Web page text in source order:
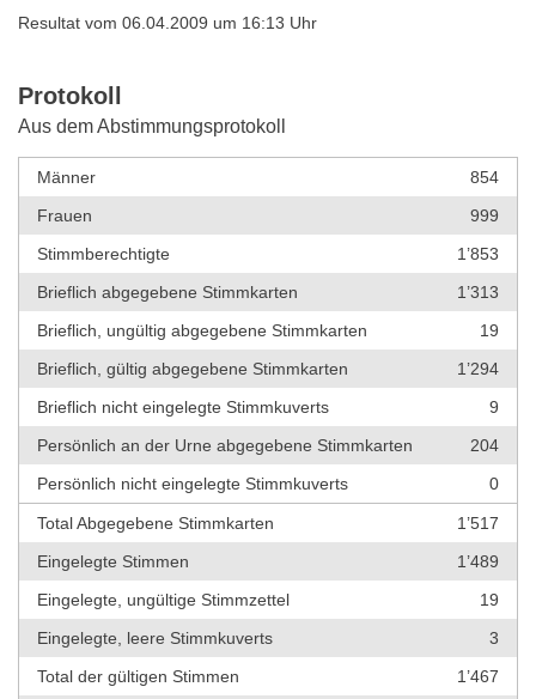
Resultat vom 06.04.2009 um 16:13 Uhr
Protokoll
Aus dem Abstimmungsprotokoll
Männer
854
Frauen
999
Stimmberechtigte
1’853
Brieflich abgegebene Stimmkarten
1’313
Brieflich, ungültig abgegebene Stimmkarten
19
Brieflich, gültig abgegebene Stimmkarten
1’294
Brieflich nicht eingelegte Stimmkuverts
9
Persönlich an der Urne abgegebene Stimmkarten
204
Persönlich nicht eingelegte Stimmkuverts
0
Total Abgegebene Stimmkarten
1’517
Eingelegte Stimmen
1’489
Eingelegte, ungültige Stimmzettel
19
Eingelegte, leere Stimmkuverts
3
Total der gültigen Stimmen
1’467